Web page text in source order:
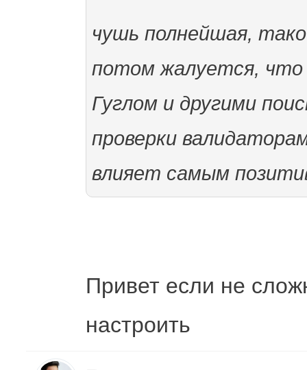
чушь полнейшая,
потом жалуется, что
Гуглом и другими
проверки
влияет самым
Привет если не
настроить